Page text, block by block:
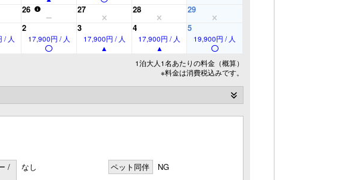
26 27 28
29
/ 人
2
17,900円 / 人
3
17,900円 / 人
4
17,900円 / 人
5
19,900円 / 人
1泊大人1名あたりの料金（概算）
※料金は消費税込みです。
/
なし ペット同伴 NG